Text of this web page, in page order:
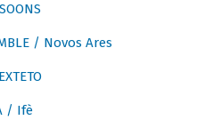
/ Novos Ares
/ Ifè